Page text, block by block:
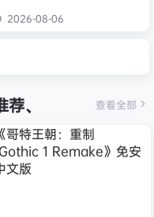
2026-08-06
、 查看全部